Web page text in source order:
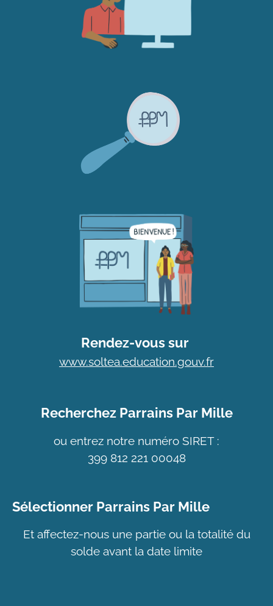
Rendez-vous sur
www.soltea.education.gouv.fr
Recherchez Parrains Par Mille
ou entrez notre numéro SIRET :
399 812 221 00048
Sélectionner Parrains Par Mille
Et affectez-nous une partie ou la totalité du
solde avant la date limite